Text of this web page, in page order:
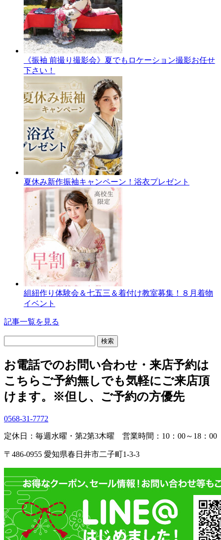
《振袖 前撮り撮影会》夏でもロケーション撮影お任せ
下さい！
夏休み新作振袖キャンペーン！浴衣プレゼント
組紐作り体験会＆七五三＆着付け教室募集！８月着物
イベント
記事一覧を見る
お電話でのお問い合わせ・ 来店予約は
こちらご予約無しでも気軽にご来店頂
けます。
※但し、ご予約の方優先
0568-31-7772
定休日：毎週水曜・第2第3木曜 営業時間：10：00～18：00
〒486-0955 愛知県春日井市二子町1-3-3